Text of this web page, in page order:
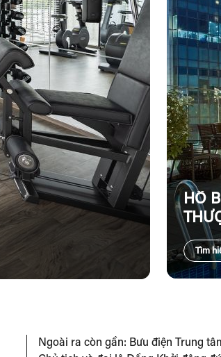
HỒ
Tìm
Ngoài ra còn gần: Bưu điện Trung